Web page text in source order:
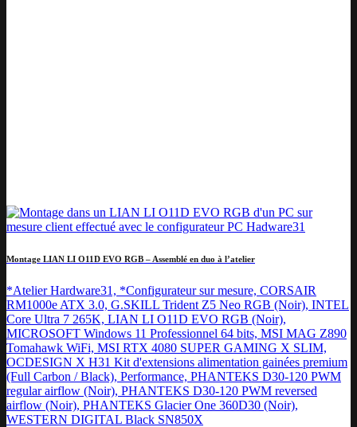
Montage LIAN LI O11D EVO RGB – Assemblé en duo à l’atelier
*Atelier Hardware31, *Configurateur sur mesure, CORSAIR
RM1000e ATX 3.0, G.SKILL Trident Z5 Neo RGB (Noir), INTEL
Core Ultra 7 265K, LIAN LI O11D EVO RGB (Noir),
MICROSOFT Windows 11 Professionnel 64 bits, MSI MAG Z890
Tomahawk WiFi, MSI RTX 4080 SUPER GAMING X SLIM,
OCDESIGN X H31 Kit d'extensions alimentation gainées premium
(Full Carbon / Black), Performance, PHANTEKS D30-120 PWM
regular airflow (Noir), PHANTEKS D30-120 PWM reversed
airflow (Noir), PHANTEKS Glacier One 360D30 (Noir),
WESTERN DIGITAL Black SN850X